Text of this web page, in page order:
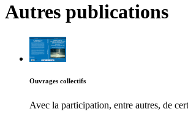
Autres publications
Ouvrages collectifs
Avec la participation, entre autres, de